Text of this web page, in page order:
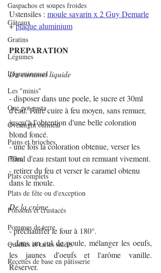
Gaspachos et soupes froides
Gâteaux
Gratins
Légumes
Légumineuses
Les "minis"
One pot pasta
Overnight oatmeal
Pains et brioches
Pâtes
Plats complets
Plats de fête ou d'exception
Poissons et crustacés
Pommes de terre
Quiches et tartes salées
Recettes de base en pâtisserie
Ustensiles : moule savarin x 2 Guy Demarle
+ plaque aluminium
PREPARATION
Du caramel liquide
- disposer dans une poele, le sucre et 30ml
d'eau. Faire cuire à feu moyen, sans remuer,
jusqu'à l'obtention d'une belle coloration
blond foncé.
- une fois la coloration obtenue, verser les
70ml d'eau restant tout en remuant vivement.
- retirer du feu et verser le caramel obtenu
dans le moule.
De la crème
- préchauffer le four à 180°.
- dans un cul de poule, mélanger les oeufs,
les jaunes d'oeufs et l'arôme vanille.
Réserver.